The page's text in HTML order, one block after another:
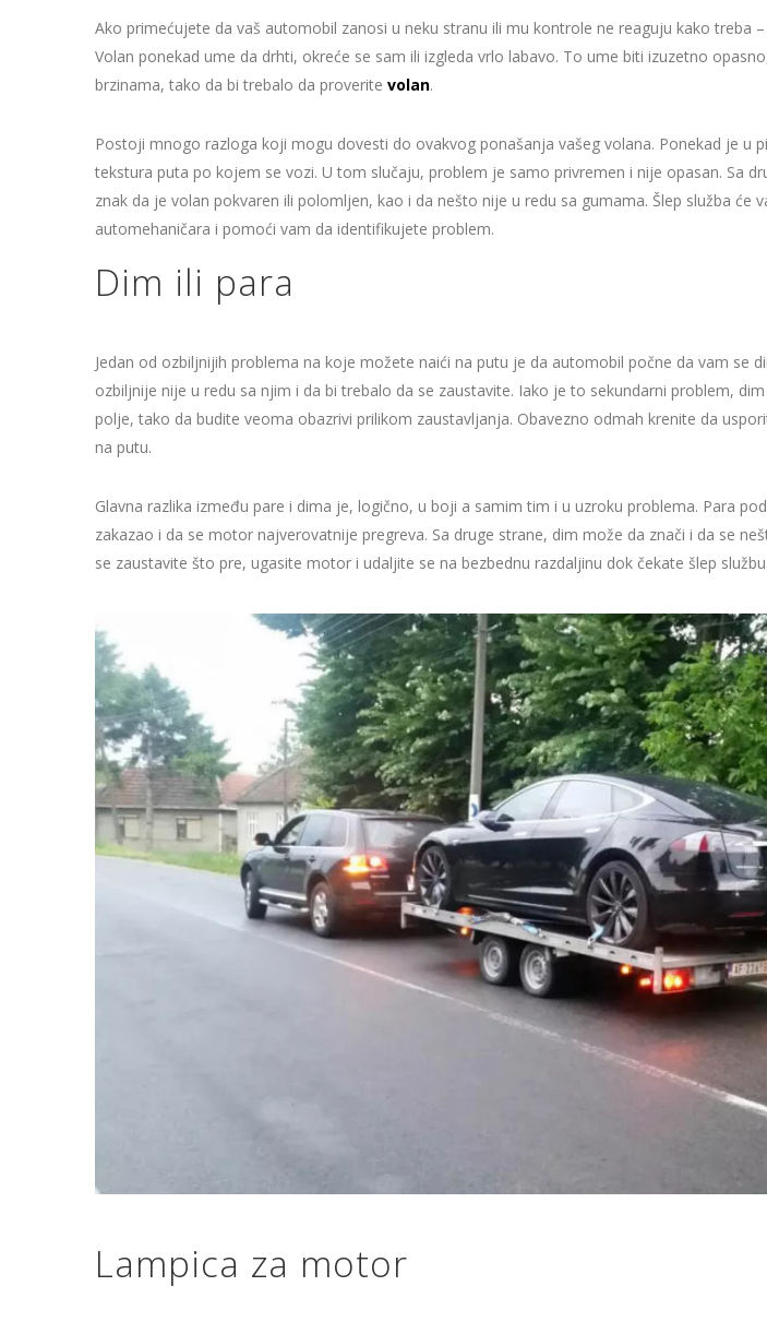
Ako primećujete da vaš automobil zanosi u neku stranu ili mu kontrole ne reaguju kako treba
Volan ponekad ume da drhti, okreće se sam ili izgleda vrlo labavo. To ume biti izuzetno
brzinama, tako da bi trebalo da proverite volan.
Postoji mnogo razloga koji mogu dovesti do ovakvog ponašanja vašeg volana. Ponekad je u
tekstura puta po kojem se vozi. U tom slučaju, problem je samo privremen i nije opasan. Sa
znak da je volan pokvaren ili polomljen, kao i da nešto nije u redu sa gumama. Šlep služba će
automehaničara i pomoći vam da identifikujete problem.
Dim ili para
Jedan od ozbiljnijih problema na koje možete naići na putu je da automobil počne da vam se
ozbiljnije nije u redu sa njim i da bi trebalo da se zaustavite. Iako je to sekundarni problem,
polje, tako da budite veoma obazrivi prilikom zaustavljanja. Obavezno odmah krenite da
na putu.
Glavna razlika između pare i dima je, logično, u boji a samim tim i u uzroku problema. Para
zakazao i da se motor najverovatnije pregreva. Sa druge strane, dim može da znači i da se
se zaustavite što pre, ugasite motor i udaljite se na bezbednu razdaljinu dok čekate šlep službu.
Lampica za motor